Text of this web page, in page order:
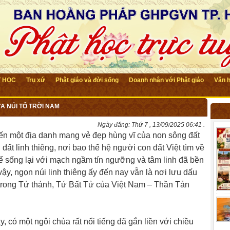
HỌC Trụ xứ Phật giáo và đời sống Doanh nhân với Phật giáo Văn
NÚI TỔ TRỜI NAM
Ngày đăng: Thứ 7 , 13/09/2025 06:41 .
một địa danh mang vẻ đẹp hùng vĩ của non sông đất
linh thiêng, nơi bao thế hệ người con đất Việt tìm về
sống lại với mạch ngầm tín ngưỡng và tâm linh đã bền
ngọn núi linh thiêng ấy đến nay vẫn là nơi lưu dấu
Tứ thánh, Tứ Bất Tử của Việt Nam – Thần Tản
có một ngôi chùa rất nổi tiếng đã gắn liền với chiều